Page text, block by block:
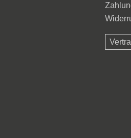
werden